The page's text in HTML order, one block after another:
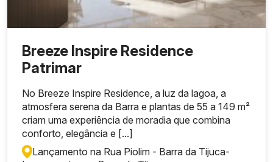
Breeze Inspire Residence
Patrimar
No Breeze Inspire Residence, a luz da lagoa, a
atmosfera serena da Barra e plantas de 55 a 149 m²
criam uma experiência de moradia que combina
conforto, elegância e [...]
Lançamento na Rua Piolim - Barra da Tijuca-